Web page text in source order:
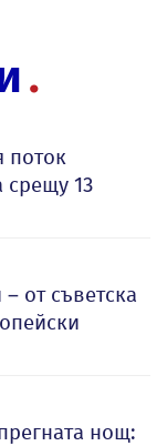
поток
срещу 13
от съветска
нощ: